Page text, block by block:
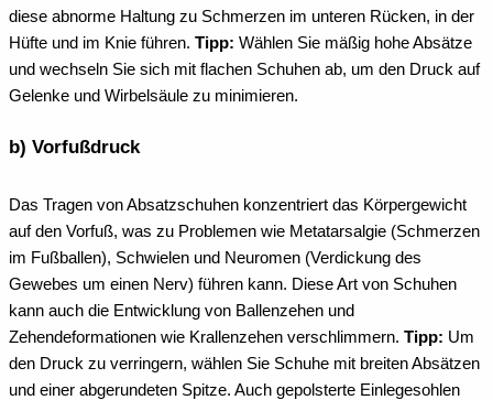
diese abnorme Haltung zu Schmerzen im unteren Rücken, in der
Hüfte und im Knie führen. Tipp: Wählen Sie mäßig hohe Absätze
und wechseln Sie sich mit flachen Schuhen ab, um den Druck auf
Gelenke und Wirbelsäule zu minimieren.
b) Vorfußdruck
Das Tragen von Absatzschuhen konzentriert das Körpergewicht
auf den Vorfuß, was zu Problemen wie Metatarsalgie (Schmerzen
im Fußballen), Schwielen und Neuromen (Verdickung des
Gewebes um einen Nerv) führen kann. Diese Art von Schuhen
kann auch die Entwicklung von Ballenzehen und
Zehendeformationen wie Krallenzehen verschlimmern. Tipp: Um
den Druck zu verringern, wählen Sie Schuhe mit breiten Absätzen
und einer abgerundeten Spitze. Auch gepolsterte Einlegesohlen